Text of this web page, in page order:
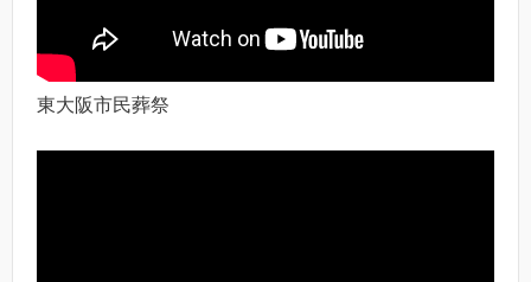
東大阪市民葬祭